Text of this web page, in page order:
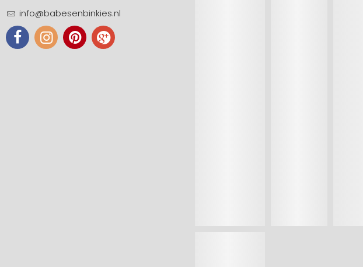
info@babesenbinkies.nl